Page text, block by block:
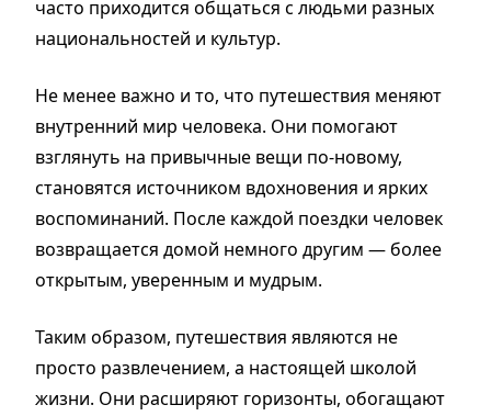
часто приходится общаться с людьми разных
национальностей и культур.
Не менее важно и то, что путешествия меняют
внутренний мир человека. Они помогают
взглянуть на привычные вещи по-новому,
становятся источником вдохновения и ярких
воспоминаний. После каждой поездки человек
возвращается домой немного другим — более
открытым, уверенным и мудрым.
Таким образом, путешествия являются не
просто развлечением, а настоящей школой
жизни. Они расширяют горизонты, обогащают